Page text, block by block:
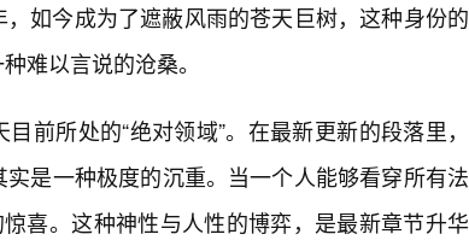
如今成为了遮蔽风雨的苍天巨树，这种身份的
难以言说的沧桑。
前所处的“绝对领域”。在最新更新的段落里，
是一种极度的沉重。当一个人能够看穿所有法
喜。这种神性与人性的博弈，是最新章节升华